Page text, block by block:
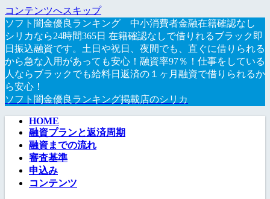
コンテンツへスキップ
ソフト闇金優良ランキング 中小消費者金融在籍確認なし
シリカなら24時間365日 在籍確認なしで借りれるブラック即
日振込融資です。土日や祝日、夜間でも、直ぐに借りられる
から急な入用があっても安心！融資率97％！仕事をしている
人ならブラックでも給料日返済の１ヶ月融資で借りられるか
ら安心！
ソフト闇金優良ランキング掲載店のシリカ
HOME
融資プランと返済周期
融資までの流れ
審査基準
申込み
コンテンツ